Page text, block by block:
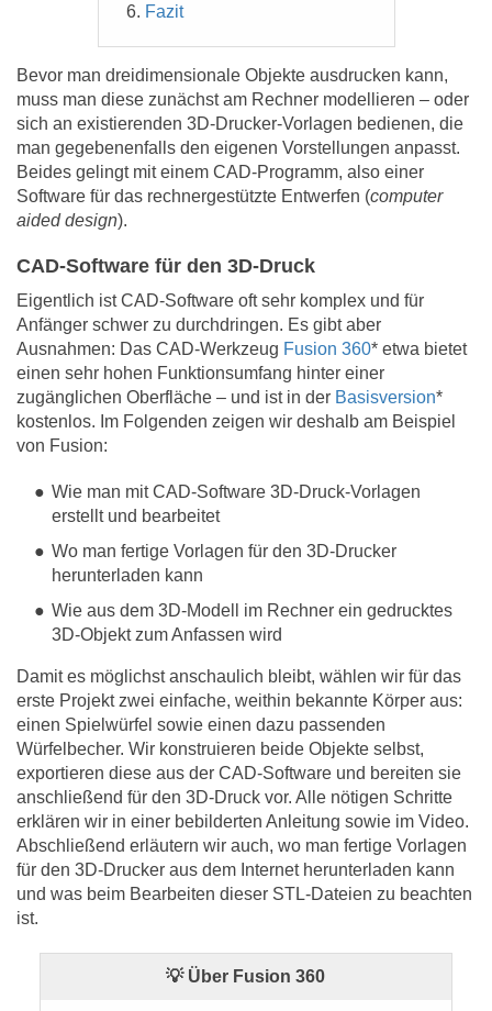
Fazit
Bevor man dreidimensionale Objekte ausdrucken kann,
muss man diese zunächst am Rechner modellieren – oder
sich an existierenden 3D-Drucker-Vorlagen bedienen, die
man gegebenenfalls den eigenen Vorstellungen anpasst.
Beides gelingt mit einem CAD-Programm, also einer
Software für das rechnergestützte Entwerfen (computer
aided design).
CAD-Software für den 3D-Druck
Eigentlich ist CAD-Software oft sehr komplex und für
Anfänger schwer zu durchdringen. Es gibt aber
Ausnahmen: Das CAD-Werkzeug Fusion 360* etwa bietet
einen sehr hohen Funktionsumfang hinter einer
zugänglichen Oberfläche – und ist in der Basisversion*
kostenlos. Im Folgenden zeigen wir deshalb am Beispiel
von Fusion:
Wie man mit CAD-Software 3D-Druck-Vorlagen
erstellt und bearbeitet
Wo man fertige Vorlagen für den 3D-Drucker
herunterladen kann
Wie aus dem 3D-Modell im Rechner ein gedrucktes
3D-Objekt zum Anfassen wird
Damit es möglichst anschaulich bleibt, wählen wir für das
erste Projekt zwei einfache, weithin bekannte Körper aus:
einen Spielwürfel sowie einen dazu passenden
Würfelbecher. Wir konstruieren beide Objekte selbst,
exportieren diese aus der CAD-Software und bereiten sie
anschließend für den 3D-Druck vor. Alle nötigen Schritte
erklären wir in einer bebilderten Anleitung sowie im Video.
Abschließend erläutern wir auch, wo man fertige Vorlagen
für den 3D-Drucker aus dem Internet herunterladen kann
und was beim Bearbeiten dieser STL-Dateien zu beachten
ist.
💡 Über Fusion 360